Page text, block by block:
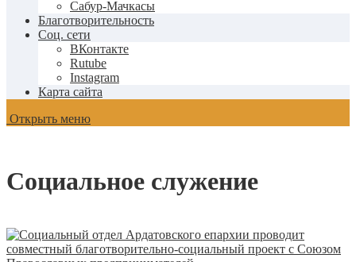
Сабур-Мачкасы
Благотворительность
Соц. сети
ВКонтакте
Rutube
Instagram
Карта сайта
Открыть меню
Социальное служение